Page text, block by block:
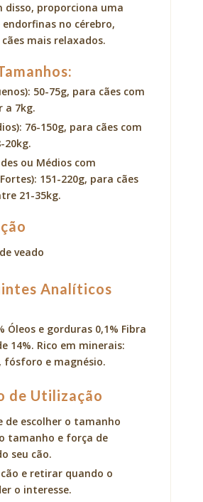
disso, proporciona uma
no cérebro,
mais relaxados.
50-75g, para cães com
a 7kg.
76-150g, para cães com
20kg.
ou Médios com
151-220g, para cães
21-35kg.
veado
Analíticos
Óleos e gorduras 0,1% Fibra
14%. Rico em minerais:
fósforo e magnésio.
de Utilização
de escolher o tamanho
tamanho e força de
seu cão.
e retirar quando o
o interesse.